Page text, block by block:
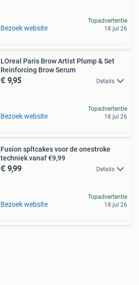
Bezoek website
Topadvertentie
18 jul 26
LOreal Paris Brow Artist Plump & Set
Reinforcing Brow Serum
€ 9,95 Details
Bezoek website
Topadvertentie
18 jul 26
Fusion spltcakes voor de onestroke
techniek vanaf €9,99
€ 9,99 Details
Bezoek website
Topadvertentie
18 jul 26